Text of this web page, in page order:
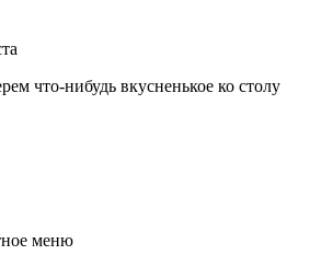
что-нибудь вкусненькое ко столу
меню